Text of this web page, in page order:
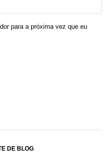
para a próxima vez que eu
DE BLOG